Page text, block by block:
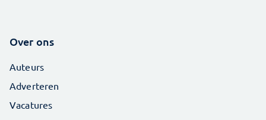
Over ons
Auteurs
Adverteren
Vacatures